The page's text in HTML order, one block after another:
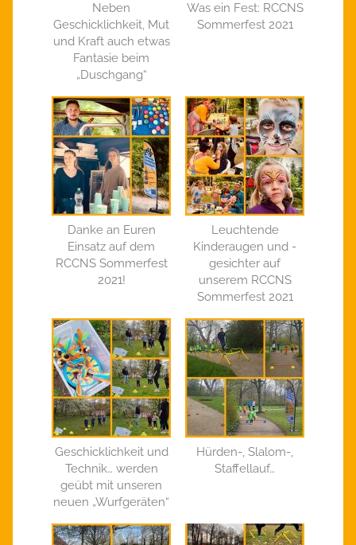
Neben
Geschicklichkeit, Mut
und Kraft auch etwas
Fantasie beim
„Duschgang“
Was ein Fest: RCCNS
Sommerfest 2021
Danke an Euren
Einsatz auf dem
RCCNS Sommerfest
2021!
Leuchtende
Kinderaugen und -
gesichter auf
unserem RCCNS
Sommerfest 2021
Geschicklichkeit und
Technik… werden
geübt mit unseren
neuen „Wurfgeräten“
Hürden-, Slalom-,
Staffellauf…